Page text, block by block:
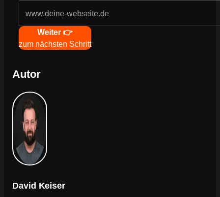
NavigationWeiter 👉
zum nächsten Schritt
Autor
David Keiser